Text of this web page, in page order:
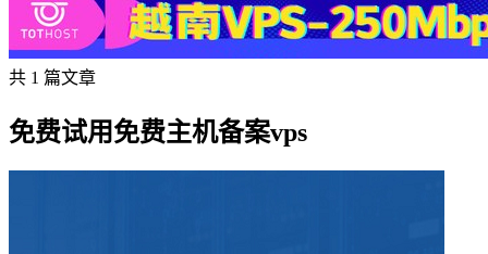
共 1 篇文章
免费试用免费主机备案vps